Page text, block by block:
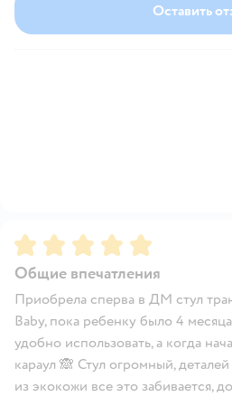
Оставить
Рейтинг:5
Общие впечатления
Приобрела сперва в ДМ стул
Baby, пока ребенку было 4
удобно использовать, а когда
караул 🙈 Стул огромный,
из экокожи все это забивается,